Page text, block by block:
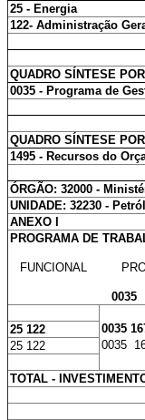
25 - Energia
122- Administração
QUADRO SÍNTESE
0035 - Programa de
QUADRO SÍNTESE
1495 - Recursos do
ÓRGÃO: 32000 -
UNIDADE: 32230 -
ANEXO I
PROGRAMA DE
FUNCIONAL
0035
25 122
0035
25 122
0035
TOTAL -